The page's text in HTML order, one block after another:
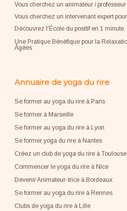
Vous cherchez un animateur /
Vous cherchez un intervenant expert
Découvrez l'École du positif en 1 minute
Une Pratique Bénéfique pour la
Âgées
Annuaire de yoga du rire
Se former au yoga du rire à Paris
Se former à Marseille
Se former au yoga du rire à Lyon
Se former yoga du rire à Nantes
Créez un club de yoga du rire à Toulouse
Commencer le yoga du rire à Nice
Devenir Animateur-trice à Bordeaux
Se former au yoga du rire à Rennes
Clubs de yoga du rire à Lille